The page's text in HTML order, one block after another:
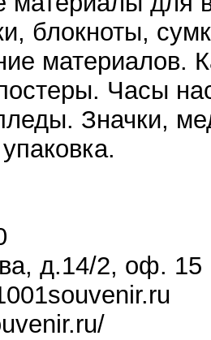
блокноты,
материалов.
Часы
Значки,
д.14/2, оф. 15